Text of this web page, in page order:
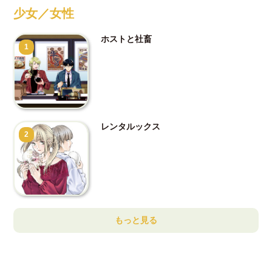
少女／女性
1
ホストと社畜
2
レンタルックス
もっと見る